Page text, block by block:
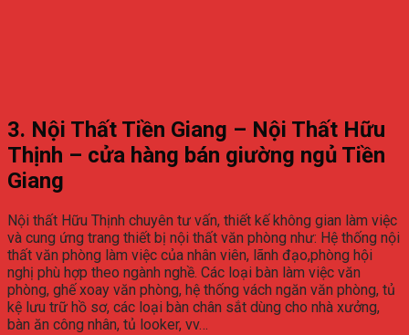
3. Nội Thất Tiền Giang – Nội Thất Hữu
Thịnh – cửa hàng bán giường ngủ Tiền
Giang
Nội thất Hữu Thịnh chuyên tư vấn, thiết kế không gian làm việc
và cung ứng trang thiết bị nội thất văn phòng như: Hệ thống nội
thất văn phòng làm việc của nhân viên, lãnh đạo,phòng hội
nghị phù hợp theo ngành nghề. Các loại bàn làm việc văn
phòng, ghế xoay văn phòng, hệ thống vách ngăn văn phòng, tủ
kệ lưu trữ hồ sơ, các loại bàn chân sắt dùng cho nhà xưởng,
bàn ăn công nhân, tủ looker, vv…